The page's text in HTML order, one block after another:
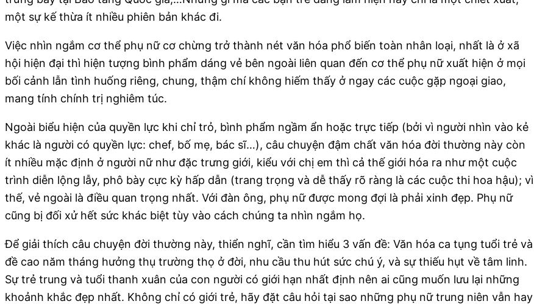
một sự kế thừa ít nhiều phiên bản khác đi.
Việc nhìn ngắm cơ thể phụ nữ cơ chừng trở thành nét văn hóa phổ biến toàn nhân loại, nhất là ở xã
hội hiện đại thì hiện tượng bình phẩm dáng vẻ bên ngoài liên quan đến cơ thể phụ nữ xuất hiện ở mọi
bối cảnh lẫn tình huống riêng, chung, thậm chí không hiếm thấy ở ngay các cuộc gặp ngoại giao,
mang tính chính trị nghiêm túc.
Ngoài biểu hiện của quyền lực khi chỉ trỏ, bình phẩm ngầm ẩn hoặc trực tiếp (bởi vì người nhìn vào kẻ
khác là người có quyền lực: chef, bố mẹ, bác sĩ…), câu chuyện đậm chất văn hóa đời thường này còn
ít nhiều mặc định ở người nữ như đặc trưng giới, kiểu với chị em thì cả thế giới hóa ra như một cuộc
trình diễn lộng lẫy, phô bày cực kỳ hấp dẫn (trang trọng và dễ thấy rõ ràng là các cuộc thi hoa hậu); vì
thế, vẻ ngoài là điều quan trọng nhất. Với đàn ông, phụ nữ được mong đợi là phải xinh đẹp. Phụ nữ
cũng bị đối xử hết sức khác biệt tùy vào cách chúng ta nhìn ngắm họ.
Để giải thích câu chuyện đời thường này, thiển nghĩ, cần tìm hiểu 3 vấn đề: Văn hóa ca tụng tuổi trẻ và
đề cao năm tháng hưởng thụ trường thọ ở đời, nhu cầu thu hút sức chú ý, và sự thiếu hụt về tâm linh.
Sự trẻ trung và tuổi thanh xuân của con người có giới hạn nhất định nên ai cũng muốn lưu lại những
khoảnh khắc đẹp nhất. Không chỉ có giới trẻ, hãy đặt câu hỏi tại sao những phụ nữ trung niên vẫn hay